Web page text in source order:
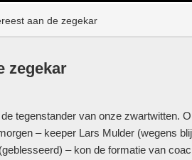
aan de zegekar
zegekar
tegenstander van onze zwartwitten.
– keeper Lars Mulder (wegens
– kon de formatie van